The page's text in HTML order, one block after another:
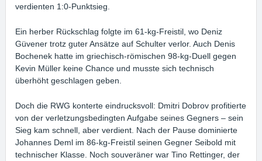
verdienten 1:0-Punktsieg.
Ein herber Rückschlag folgte im 61-kg-Freistil, wo Deniz
Güvener trotz guter Ansätze auf Schulter verlor. Auch Denis
Bochenek hatte im griechisch-römischen 98-kg-Duell gegen
Kevin Müller keine Chance und musste sich technisch
überhöht geschlagen geben.
Doch die RWG konterte eindrucksvoll: Dmitri Dobrov profitierte
von der verletzungsbedingten Aufgabe seines Gegners – sein
Sieg kam schnell, aber verdient. Nach der Pause dominierte
Johannes Deml im 86-kg-Freistil seinen Gegner Seibold mit
technischer Klasse. Noch souveräner war Tino Rettinger, der